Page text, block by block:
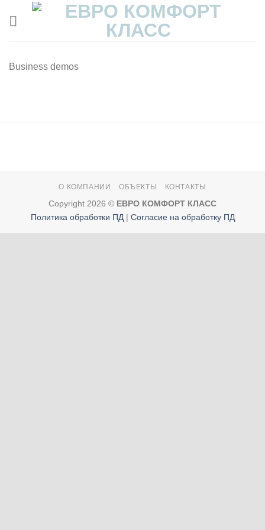
Business demos
О КОМПАНИИ ОБЪЕКТЫ КОНТАКТЫ
Copyright 2026 © ЕВРО КОМФОРТ КЛАСС
Политика обработки ПД| Согласие на обработку ПД